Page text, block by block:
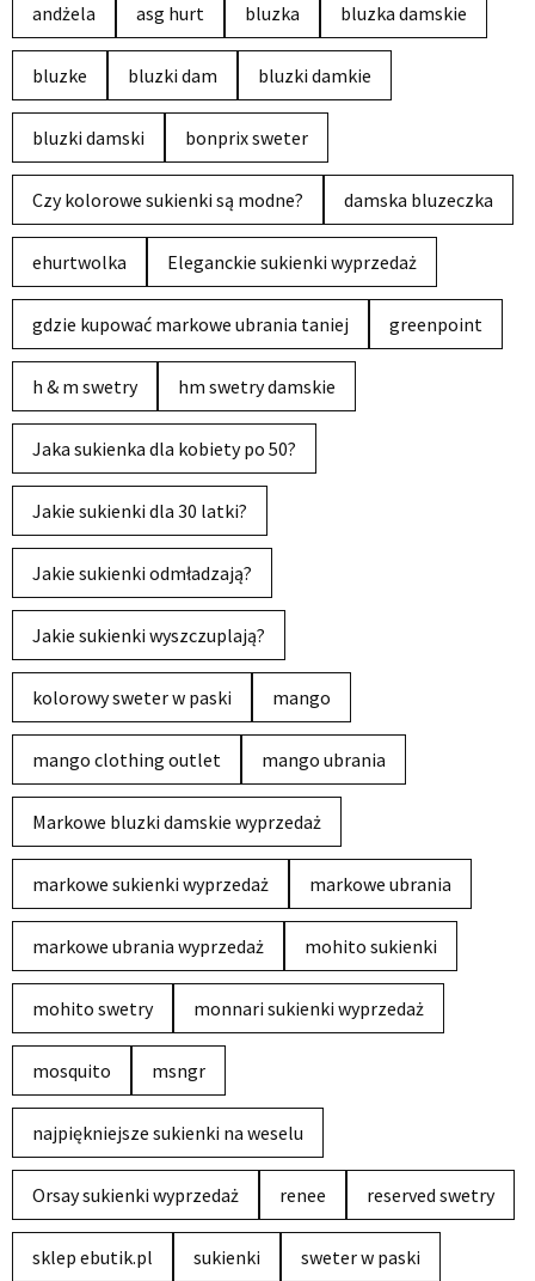
andżela asg hurt bluzka bluzka damskie
bluzke bluzki dam bluzki damkie
bluzki damski bonprix sweter
Czy kolorowe sukienki są modne? damska bluzeczka
ehurtwolka Eleganckie sukienki wyprzedaż
gdzie kupować markowe ubrania taniej greenpoint
h & m swetry hm swetry damskie
Jaka sukienka dla kobiety po 50?
Jakie sukienki dla 30 latki?
Jakie sukienki odmładzają?
Jakie sukienki wyszczuplają?
kolorowy sweter w paski mango
mango clothing outlet mango ubrania
Markowe bluzki damskie wyprzedaż
markowe sukienki wyprzedaż markowe ubrania
markowe ubrania wyprzedaż mohito sukienki
mohito swetry monnari sukienki wyprzedaż
mosquito msngr
najpiękniejsze sukienki na weselu
Orsay sukienki wyprzedaż renee reserved swetry
sklep ebutik.pl sukienki sweter w paski